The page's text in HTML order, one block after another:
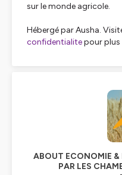
sur le monde agricole.
Hébergé par Ausha.
confidentialitepour
ABOUT ECONOMIE &
PAR LES